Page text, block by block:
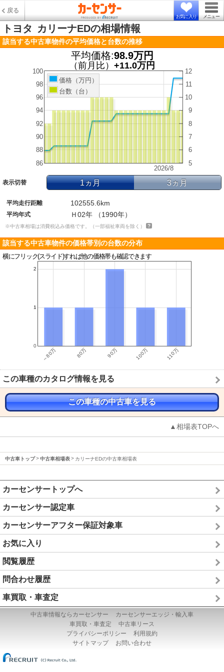
戻る
お気に入り メニュー
トヨタ カリーナEDの相場情報
該当する中古車物件の平均価格と台数の推移
平均価格:98.9万円
（前月比） +11.0万円
2026/8
86
88
90
92
94
96
98
100
5
6
7
8
9
10
11
12
価格（万円）
台数（台）
表示切替 1ヵ月 3ヵ月
平均走行距離 102555.6km
平均年式 Ｈ02年 （1990年）
※中古車相場は消費税込み価格です。（一部福祉車両を除く）
該当する中古車物件の価格帯別の台数の分布
横にフリック(スライド)すれば他の価格帯も確認できます
この車種のカタログ情報を見る
この車種の中古車を見る
▲相場表TOPへ
中古車トップ 中古車相場表 カリーナEDの中古車相場表
カーセンサートップへ
カーセンサー認定車
カーセンサーアフター保証対象車
お気に入り
閲覧履歴
問合わせ履歴
車買取・車査定
中古車情報ならカーセンサー
カーセンサーエッジ・輸入車
車買取・車査定
中古車リース
プライバシーポリシー
利用規約
サイトマップ
お問い合わせ